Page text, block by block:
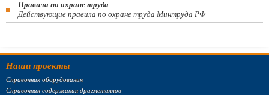
Правила по охране труда
Действующие правила по охране труда Минтруда РФ
Наши проекты
Справочник оборудования
Справочник содержания драгметаллов